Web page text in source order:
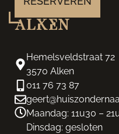
Alken
Hemelsveldstraat 72
3570 Alken
011 76 73 87
Maandag: 11u30 –
Dinsdag: gesloten